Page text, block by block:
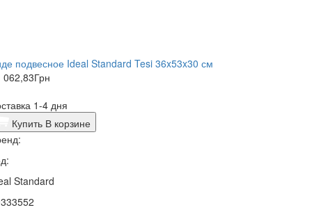
подвесное Ideal Standard Tesi 36x53x30 см
062,83Грн
1-4 дня
Купить В корзине
Standard